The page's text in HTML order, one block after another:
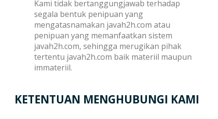
Voucher Game Online
Format Transaksi
Contoh Reply Transaksi
Transaksi Via API
Support
Kami tidak bertanggungjawab terhadap
segala bentuk penipuan yang
mengatasnamakan javah2h.com atau
penipuan yang memanfaatkan sistem
javah2h.com, sehingga merugikan pihak
tertentu javah2h.com baik materiil maupun
immateriil.
KETENTUAN MENGHUBUNGI KAMI